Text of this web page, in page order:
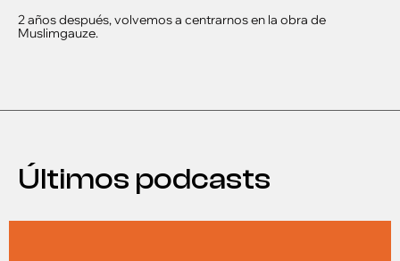
2 años después, volvemos a centrarnos en la obra de
Muslimgauze.
Últimos podcasts